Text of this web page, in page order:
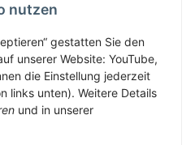
Schinnerl
am Inn 5
am Inn
anglerladen.at
nutzen
gestatten Sie den
unserer Website: YouTube,
die Einstellung jederzeit
links unten). Weitere Details
und in unserer